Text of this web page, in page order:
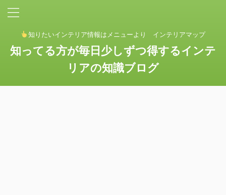
知りたいインテリア情報はメニューより インテリアマップ
知ってる方が毎日少しずつ得するインテ
リアの知識ブログ